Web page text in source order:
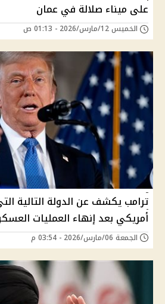
على ميناء صلالة في عمان
الخميس 12/مارس/2026 - 01:13 ص
ترامب يكشف عن الدولة التالية
أمريكي بعد إنهاء العمليات
الجمعة 06/مارس/2026 - 03:54 م